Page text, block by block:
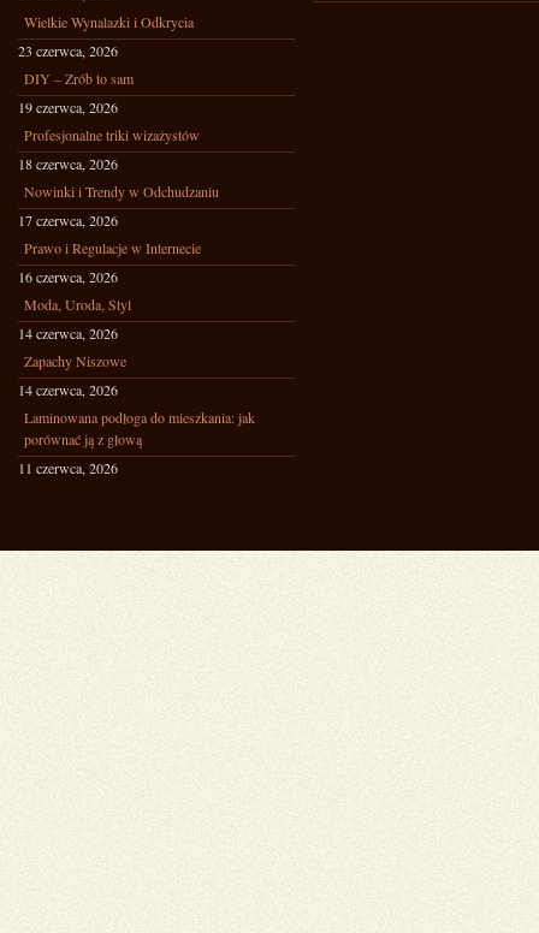
Wielkie Wynalazki i Odkrycia
23 czerwca, 2026
DIY – Zrób to sam
19 czerwca, 2026
Profesjonalne triki wizażystów
18 czerwca, 2026
Nowinki i Trendy w Odchudzaniu
17 czerwca, 2026
Prawo i Regulacje w Internecie
16 czerwca, 2026
Moda, Uroda, Styl
14 czerwca, 2026
Zapachy Niszowe
14 czerwca, 2026
Laminowana podłoga do mieszkania: jak
porównać ją z głową
11 czerwca, 2026